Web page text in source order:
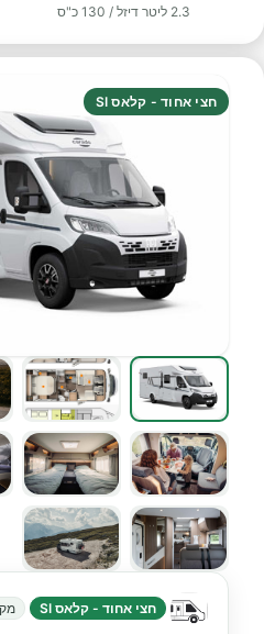
2.3 ליטר דיזל / 130 כ"ס
חצי אחוד - קלאס SI
חצי אחוד - קלאס SI